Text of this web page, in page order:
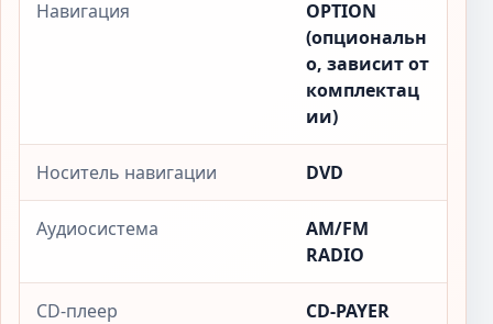
Навигация
OPTION
(опциональн
о, зависит от
комплектац
ии)
Носитель навигации DVD
Аудиосистема
AM/FM
RADIO
CD-плеер CD-PAYER